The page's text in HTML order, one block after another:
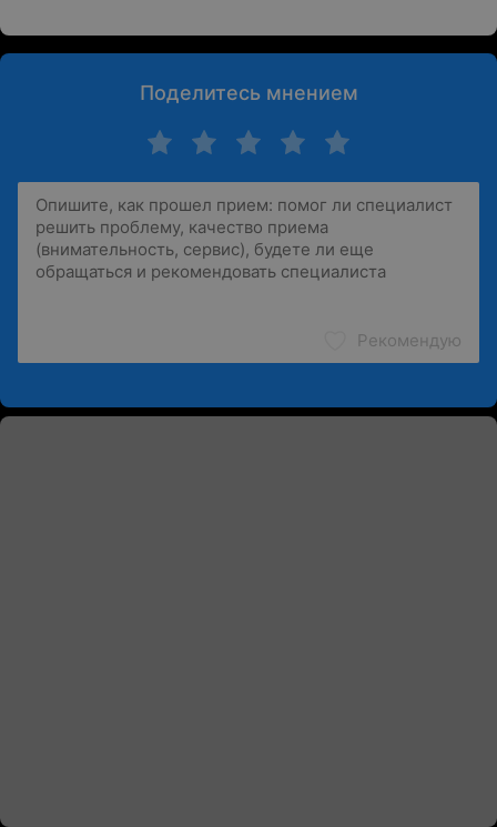
Поделитесь мнением
Рекомендую